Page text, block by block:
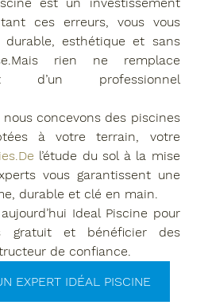
ces erreurs, vous vous
esthétique et sans
d’un professionnel
nous concevons des piscines
à votre terrain, votre
l’étude du sol à la mise
durable et clé en main.
Ideal Piscine pour
gratuit et bénéficier des
de confiance.
EXPERT IDÉAL PISCINE